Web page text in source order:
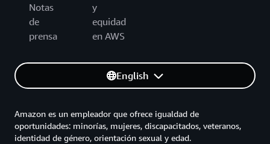
Notas
de
prensa
y
equidad
en AWS
English
Amazon es un empleador que ofrece igualdad de
oportunidades: minorías, mujeres, discapacitados, veteranos,
identidad de género, orientación sexual y edad.